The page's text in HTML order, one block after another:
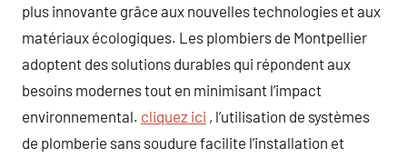
plus innovante grâce aux nouvelles technologies et aux
matériaux écologiques. Les plombiers de Montpellier
adoptent des solutions durables qui répondent aux
besoins modernes tout en minimisant l’impact
environnemental. cliquez ici , l’utilisation de systèmes
de plomberie sans soudure facilite l’installation et